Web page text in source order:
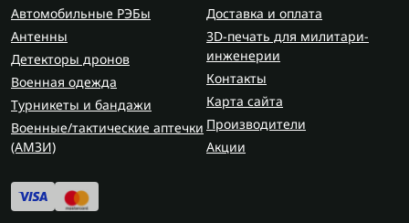
Автомобильные РЭБы
Антенны
Детекторы дронов
Военная одежда
Турникеты и бандажи
Военные/тактические аптечки
(AMЗИ)
Доставка и оплата
3D-печать для милитари-
инженерии
Контакты
Карта сайта
Производители
Акции